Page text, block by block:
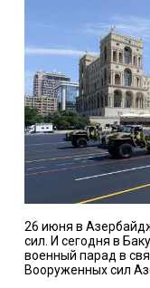
26 июня в
сил. И сегодня в
военный парад в
Вооруженных сил